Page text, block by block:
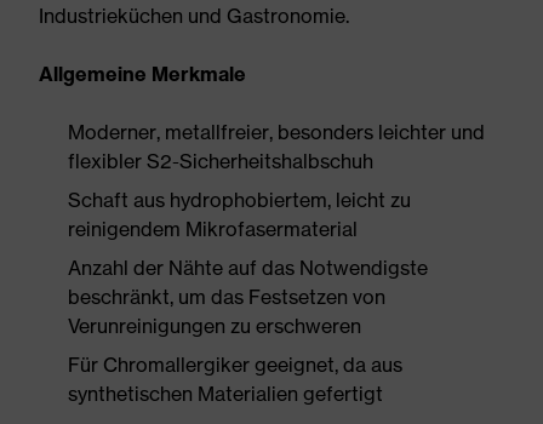
Industrieküchen und Gastronomie.
Allgemeine Merkmale
Moderner, metallfreier, besonders leichter und
flexibler S2-Sicherheitshalbschuh
Schaft aus hydrophobiertem, leicht zu
reinigendem Mikrofasermaterial
Anzahl der Nähte auf das Notwendigste
beschränkt, um das Festsetzen von
Verunreinigungen zu erschweren
Für Chromallergiker geeignet, da aus
synthetischen Materialien gefertigt